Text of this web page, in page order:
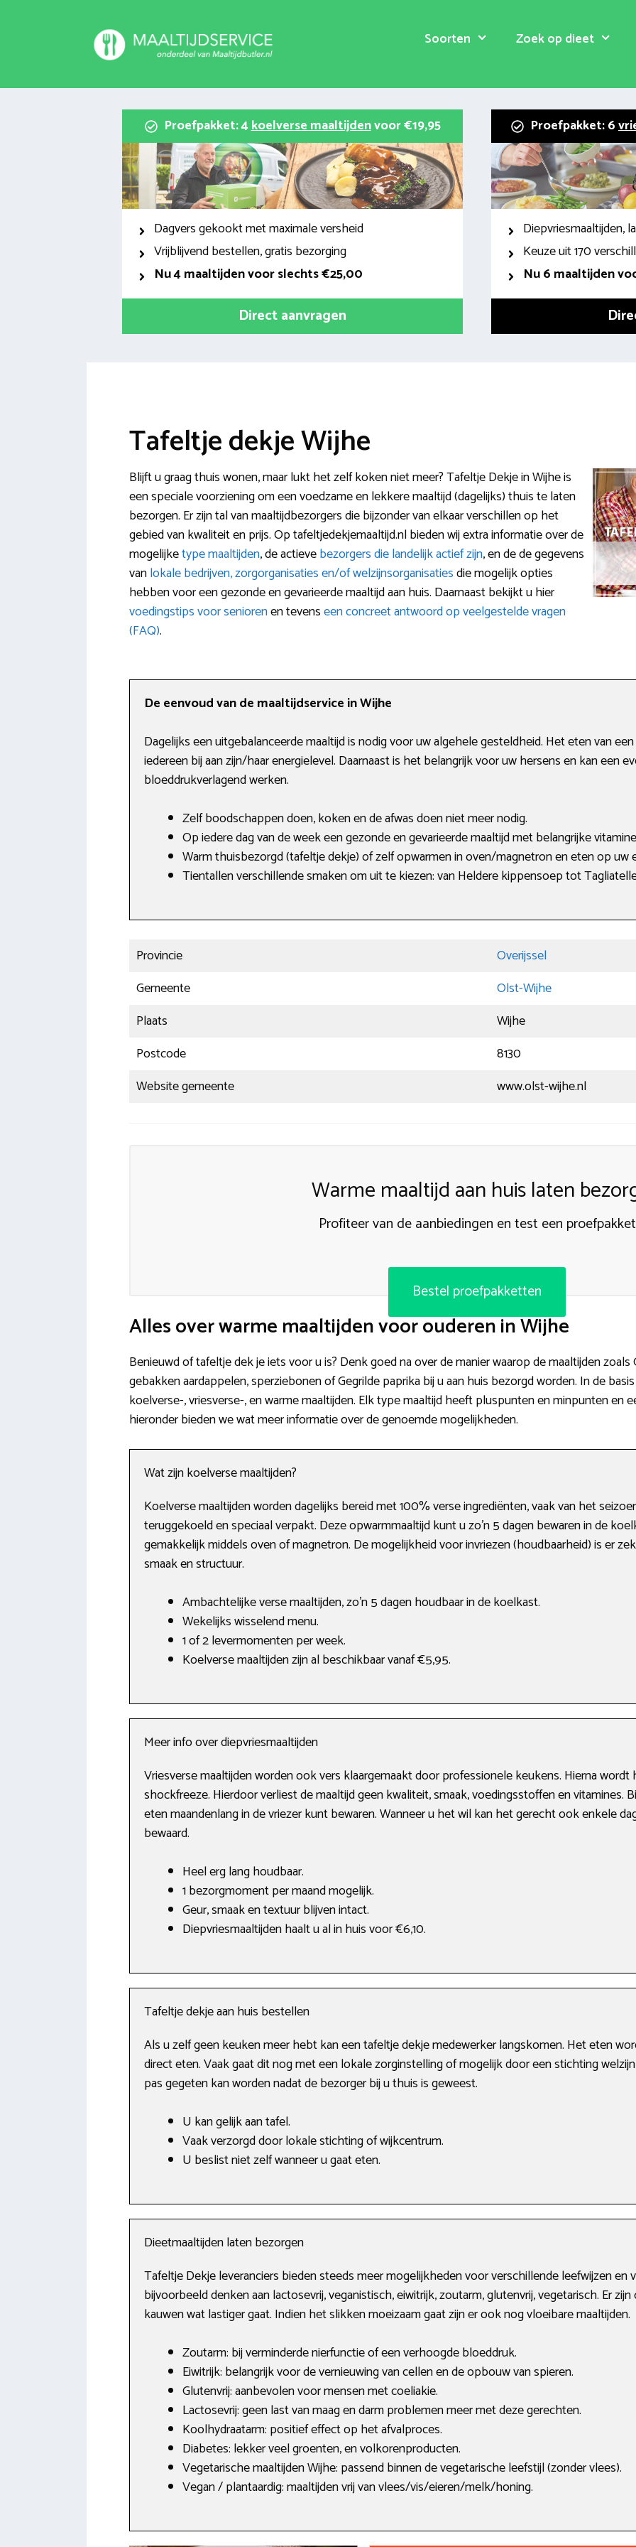
Soorten Zoek op dieet
Proefpakket: 4koelverse maaltijdenvoor €19,95
Dagvers gekookt met maximale versheid
Vrijblijvend bestellen, gratis bezorging
Nu4 maaltijden voor slechts €25,00
Direct aanvragen
Proefpakket: 6
Diepvriesmaaltijden,
Keuze uit 170
Nu 6 maaltijden
Tafeltje dekje Wijhe
Blijft u graag thuis wonen, maar lukt het zelf koken niet meer? Tafeltje Dekje in Wijhe is
een speciale voorziening om een voedzame en lekkere maaltijd (dagelijks) thuis te laten
bezorgen. Er zijn tal van maaltijdbezorgers die bijzonder van elkaar verschillen op het
gebied van kwaliteit en prijs. Op tafeltjedekjemaaltijd.nl bieden wij extra informatie over de
mogelijketype maaltijden, de actievebezorgers die landelijk actief zijn, en de de gegevens
vanlokale bedrijven, zorgorganisaties en/of welzijnsorganisatiesdie mogelijk opties
hebben voor een gezonde en gevarieerde maaltijd aan huis. Daarnaast bekijkt u hier
voedingstips voor seniorenen tevenseen concreet antwoord op veelgestelde vragen
(FAQ).
De eenvoud van de maaltijdservice in Wijhe
Dagelijks een uitgebalanceerde maaltijd is nodig voor uw algehele gesteldheid. Het eten van
iedereen bij aan zijn/haar energielevel. Daarnaast is het belangrijk voor uw hersens en kan een
bloeddrukverlagend werken.
Zelf boodschappen doen, koken en de afwas doen niet meer nodig.
Op iedere dag van de week een gezonde en gevarieerde maaltijd met belangrijke
Warm thuisbezorgd (tafeltje dekje) of zelf opwarmen in oven/magnetron en eten op uw
Tientallen verschillende smaken om uit te kiezen: van Heldere kippensoep tot
Provincie
Overijssel
Gemeente
Olst-Wijhe
Plaats
Wijhe
Postcode
8130
Website gemeente
www.olst-wijhe.nl
Warme maaltijd aan huis laten
Profiteer van de aanbiedingen en test een proefpakket
Bestel proefpakketten
Alles over warme maaltijden voor ouderen in Wijhe
Benieuwd of tafeltje dek je iets voor u is? Denk goed na over de manier waarop de maaltijden
gebakken aardappelen, sperziebonen of Gegrilde paprika bij u aan huis bezorgd worden. In de
koelverse-, vriesverse-, en warme maaltijden. Elk type maaltijd heeft pluspunten en minpunten en
hieronder bieden we wat meer informatie over de genoemde mogelijkheden.
Wat zijn koelverse maaltijden?
Koelverse maaltijden worden dagelijks bereid met 100% verse ingrediënten, vaak van het
teruggekoeld en speciaal verpakt. Deze opwarmmaaltijd kunt u zo’n 5 dagen bewaren in de
gemakkelijk middels oven of magnetron. De mogelijkheid voor invriezen (houdbaarheid) is er
smaak en structuur.
Ambachtelijke verse maaltijden, zo’n 5 dagen houdbaar in de koelkast.
Wekelijks wisselend menu.
1 of 2 levermomenten per week.
Koelverse maaltijden zijn al beschikbaar vanaf €5,95.
Meer info over diepvriesmaaltijden
Vriesverse maaltijden worden ook vers klaargemaakt door professionele keukens. Hierna
shockfreeze. Hierdoor verliest de maaltijd geen kwaliteit, smaak, voedingsstoffen en vitamines.
eten maandenlang in de vriezer kunt bewaren. Wanneer u het wil kan het gerecht ook enkele
bewaard.
Heel erg lang houdbaar.
1 bezorgmoment per maand mogelijk.
Geur, smaak en textuur blijven intact.
Diepvriesmaaltijden haalt u al in huis voor €6,10.
Tafeltje dekje aan huis bestellen
Als u zelf geen keuken meer hebt kan een tafeltje dekje medewerker langskomen. Het eten
direct eten. Vaak gaat dit nog met een lokale zorginstelling of mogelijk door een stichting
pas gegeten kan worden nadat de bezorger bij u thuis is geweest.
U kan gelijk aan tafel.
Vaak verzorgd door lokale stichting of wijkcentrum.
U beslist niet zelf wanneer u gaat eten.
Dieetmaaltijden laten bezorgen
Tafeltje Dekje leveranciers bieden steeds meer mogelijkheden voor verschillende leefwijzen en
bijvoorbeeld denken aan lactosevrij, veganistisch, eiwitrijk, zoutarm, glutenvrij, vegetarisch. Er
kauwen wat lastiger gaat. Indien het slikken moeizaam gaat zijn er ook nog vloeibare maaltijden.
Zoutarm: bij verminderde nierfunctie of een verhoogde bloeddruk.
Eiwitrijk: belangrijk voor de vernieuwing van cellen en de opbouw van spieren.
Glutenvrij: aanbevolen voor mensen met coeliakie.
Lactosevrij: geen last van maag en darm problemen meer met deze gerechten.
Koolhydraatarm: positief effect op het afvalproces.
Diabetes: lekker veel groenten, en volkorenproducten.
Vegetarische maaltijden Wijhe: passend binnen de vegetarische leefstijl (zonder vlees).
Vegan / plantaardig: maaltijden vrij van vlees/vis/eieren/melk/honing.